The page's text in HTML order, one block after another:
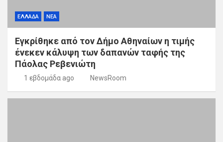
ΕΛΛΑΔΑ ΝΕΑ
Εγκρίθηκε από τον Δήμο Αθηναίων η τιμής
ένεκεν κάλυψη των δαπανών ταφής της
Πάολας Ρεβενιώτη
1 εβδομάδα ago NewsRoom